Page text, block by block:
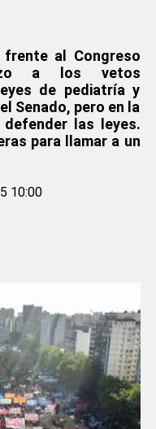
al Congreso
a los vetos
de pediatría y
Senado, pero en la
las leyes.
para llamar a un
10:00